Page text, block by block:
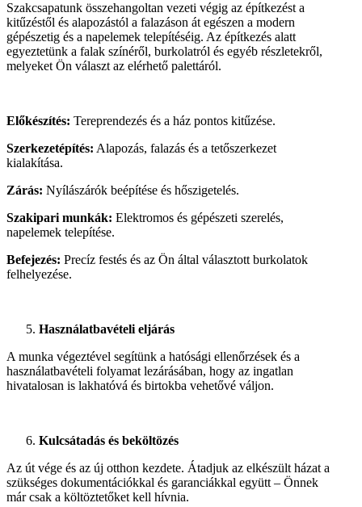
Szakcsapatunk összehangoltan vezeti végig az építkezést a
kitűzéstől és alapozástól a falazáson át egészen a modern
gépészetig és a napelemek telepítéséig. Az építkezés alatt
egyeztetünk a falak színéről, burkolatról és egyéb részletekről,
melyeket Ön választ az elérhető palettáról.
Előkészítés: Tereprendezés és a ház pontos kitűzése.
Szerkezetépítés: Alapozás, falazás és a tetőszerkezet
kialakítása.
Zárás: Nyílászárók beépítése és hőszigetelés.
Szakipari munkák: Elektromos és gépészeti szerelés,
napelemek telepítése.
Befejezés: Precíz festés és az Ön által választott burkolatok
felhelyezése.
Használatbavételi eljárás
A munka végeztével segítünk a hatósági ellenőrzések és a
használatbavételi folyamat lezárásában, hogy az ingatlan
hivatalosan is lakhatóvá és birtokba vehetővé váljon.
Kulcsátadás és beköltözés
Az út vége és az új otthon kezdete. Átadjuk az elkészült házat a
szükséges dokumentációkkal és garanciákkal együtt – Önnek
már csak a költöztetőket kell hívnia.